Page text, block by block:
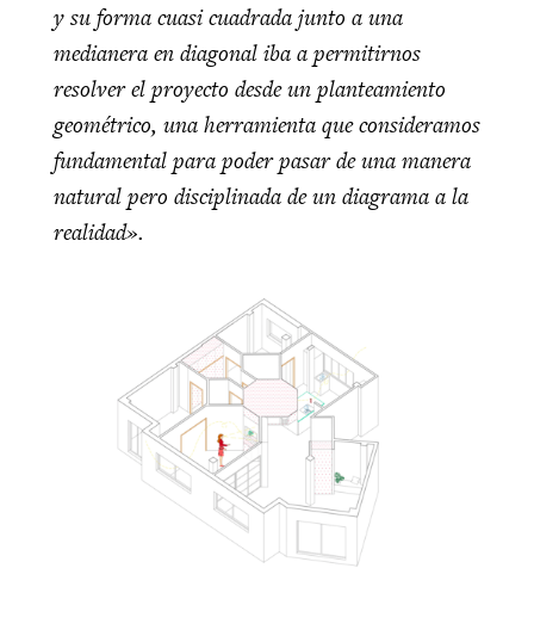
y su forma cuasi cuadrada junto a una
medianera en diagonal iba a permitirnos
resolver el proyecto desde un planteamiento
geométrico, una herramienta que consideramos
fundamental para poder pasar de una manera
natural pero disciplinada de un diagrama a la
realidad».